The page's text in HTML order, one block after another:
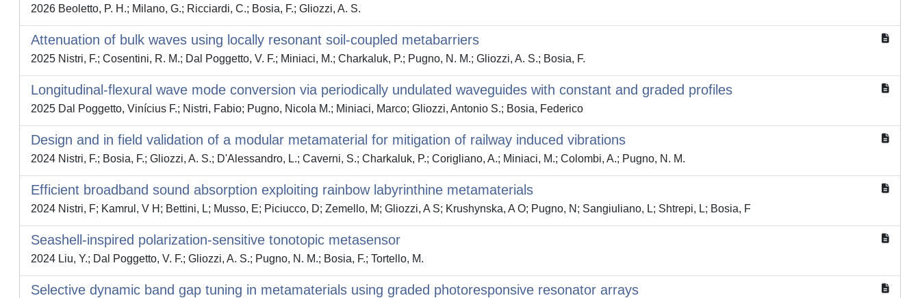
2026 Beoletto, P. H.; Milano, G.; Ricciardi, C.; Bosia, F.; Gliozzi, A. S.
Attenuation of bulk waves using locally resonant soil-coupled metabarriers
2025 Nistri, F.; Cosentini, R. M.; Dal Poggetto, V. F.; Miniaci, M.; Charkaluk, P.; Pugno, N. M.; Gliozzi, A. S.; Bosia, F.
Longitudinal-flexural wave mode conversion via periodically undulated waveguides with constant and graded profiles
2025 Dal Poggetto, Vinícius F.; Nistri, Fabio; Pugno, Nicola M.; Miniaci, Marco; Gliozzi, Antonio S.; Bosia, Federico
Design and in field validation of a modular metamaterial for mitigation of railway induced vibrations
2024 Nistri, F.; Bosia, F.; Gliozzi, A. S.; D'Alessandro, L.; Caverni, S.; Charkaluk, P.; Corigliano, A.; Miniaci, M.; Colombi, A.; Pugno, N. M.
Efficient broadband sound absorption exploiting rainbow labyrinthine metamaterials
2024 Nistri, F; Kamrul, V H; Bettini, L; Musso, E; Piciucco, D; Zemello, M; Gliozzi, A S; Krushynska, A O; Pugno, N; Sangiuliano, L; Shtrepi, L; Bosia, F
Seashell-inspired polarization-sensitive tonotopic metasensor
2024 Liu, Y.; Dal Poggetto, V. F.; Gliozzi, A. S.; Pugno, N. M.; Bosia, F.; Tortello, M.
Selective dynamic band gap tuning in metamaterials using graded photoresponsive resonator arrays